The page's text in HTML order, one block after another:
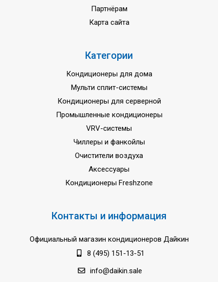
Партнёрам
Карта сайта
Категории
Кондиционеры для дома
Мульти сплит-системы
Кондиционеры для серверной
Промышленные кондиционеры
VRV-системы
Чиллеры и фанкойлы
Очистители воздуха
Аксессуары
Кондиционеры Freshzone
Контакты и информация
Официальный магазин кондиционеров Дайкин
8 (495) 151-13-51
info@daikin.sale